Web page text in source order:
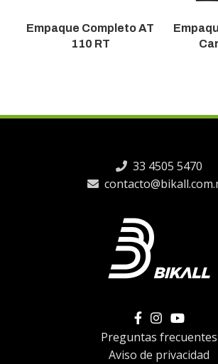
Empaque Completo AT
110 RT
33 4505 5470
Preguntas frecuentes
Aviso de privacidad